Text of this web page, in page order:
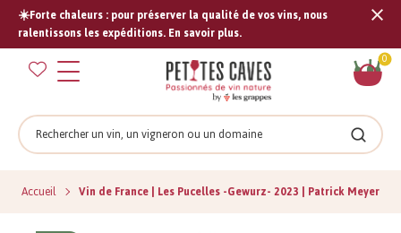
☀️Forte chaleurs : pour préserver la qualité de vos vins, nous
ralentissons les expéditions. En savoir plus.
0
Rechercher
Accueil Vin de France | Les Pucelles -Gewurz- 2023 | Patrick Meyer